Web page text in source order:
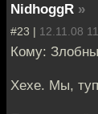
NidhoggR »
#23 | 12.11.08
Кому:
Хехе. Мы,